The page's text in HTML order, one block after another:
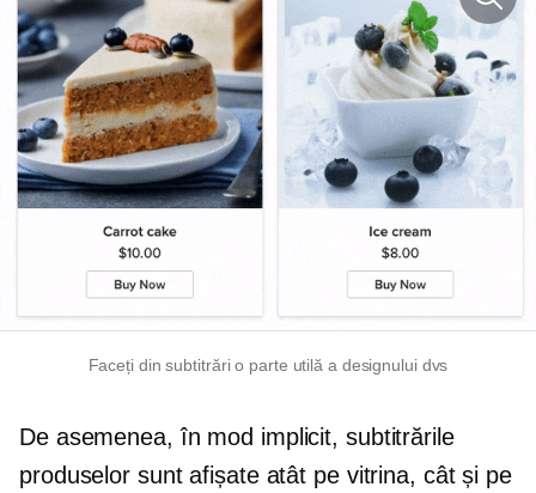
Faceți din subtitrări o parte utilă a designului dvs
De asemenea, în mod implicit, subtitrările
produselor sunt afișate atât pe vitrina, cât și pe